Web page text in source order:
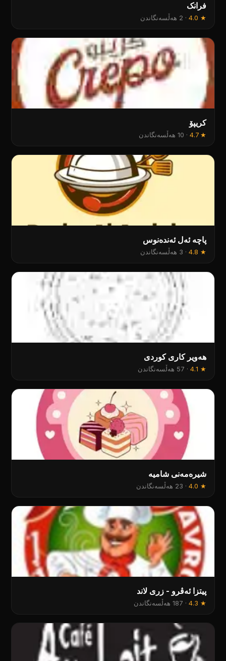
فرانک
★
4.0
· 2 هەڵسەنگاندن
کریپۆ
★
4.7
· 10 هەڵسەنگاندن
پاچە ئەل ئەندەنوس
★
4.8
· 3 هەڵسەنگاندن
هەویر کاری کوردی
★
4.1
· 57 هەڵسەنگاندن
شیرەمەنی شامیە
★
4.0
· 23 هەڵسەنگاندن
پیتزا ئەڤرو - زری لاند
★
4.3
· 187 هەڵسەنگاندن